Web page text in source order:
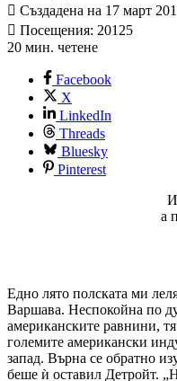
Създадена на 17 март
Посещения: 20125
20 мин. четене
Facebook
X
LinkedIn
Threads
Bluesky
Pinterest
И
а
Едно лято полската ми
Варшава. Неспокойна по
американските равнини,
големите американски
запад. Върна се обратно
беше ѝ оставил Детройт.